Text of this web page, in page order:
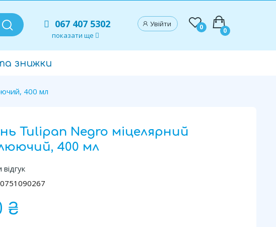
067 407 5302
показати ще
Увійти 0 0
знижки
400 мл
Tulipan Negro міцелярний
400 мл
₴